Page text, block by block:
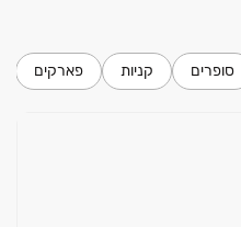
סופרים קניות פארקים